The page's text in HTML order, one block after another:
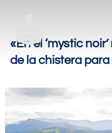
«En el ‘mystic
de la chistera